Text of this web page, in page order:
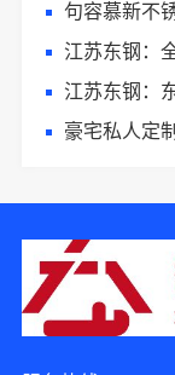
句容慕新不
江苏东钢：
江苏东钢：东
豪宅私人定制现